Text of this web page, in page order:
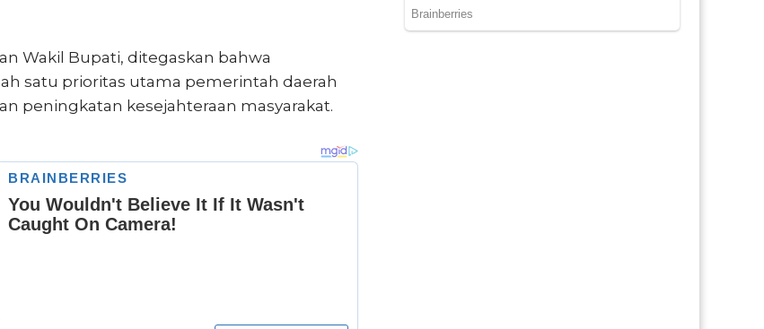
Wakil Bupati, ditegaskan bahwa
satu prioritas utama pemerintah daerah
peningkatan kesejahteraan masyarakat.